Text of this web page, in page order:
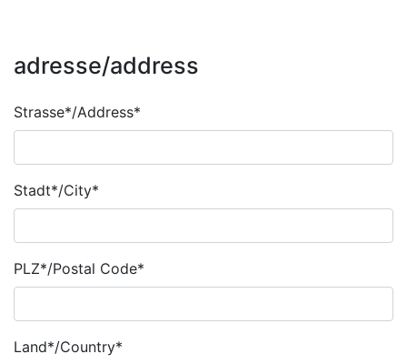
adresse/address
customer
address
Strasse*/Address*
Stadt*/City*
PLZ*/Postal Code*
Land*/Country*